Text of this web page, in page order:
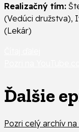
Realizačný tím:
(Vedúci družstva),
(Lekár)
Ďalšie
Pozri celý archív na